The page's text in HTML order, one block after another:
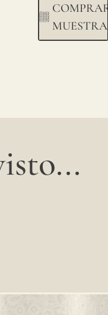
COMPRAR
MUESTRA